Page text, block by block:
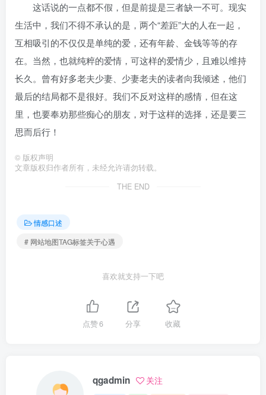
这话说的一点都不假，但是前提是三者缺一不可。现实
生活中，我们不得不承认的是，两个“差距”大的人在一起，
互相吸引的不仅仅是单纯的爱，还有年龄、金钱等等的存
在。当然，也就纯粹的爱情，可这样的爱情少，且难以维持
长久。曾有好多老夫少妻、少妻老夫的读者向我倾述，他们
最后的结局都不是很好。我们不反对这样的感情，但在这
里，也要奉劝那些痴心的朋友，对于这样的选择，还是要三
思而后行！
© 版权声明
文章版权归作者所有，未经允许请勿转载。
THE END
情感口述
# 网站地图TAG标签关于心遇
喜欢就支持一下吧
点赞6 分享 收藏
qgadmin 关注